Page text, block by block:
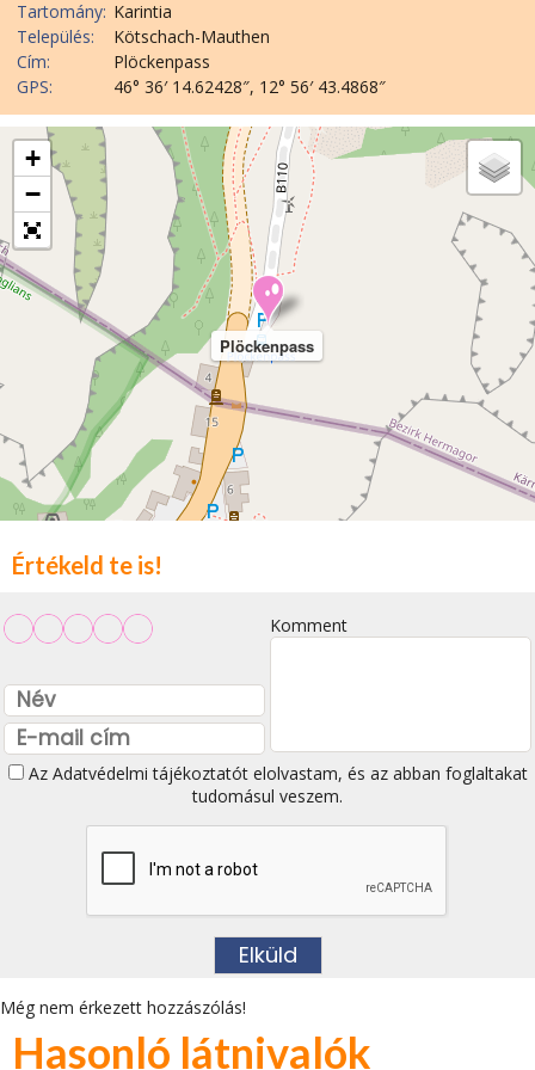
Tartomány: Karintia
Település:
Kötschach-Mauthen
Cím:
Plöckenpass
GPS:
46° 36′ 14.62428″, 12° 56′ 43.4868″
Plöckenpass
+
−
Értékeld te is!
Komment
Az Adatvédelmi tájékoztatótelolvastam, és az abban foglaltakat
tudomásul veszem.
Még nem érkezett hozzászólás!
Hasonló látnivalók